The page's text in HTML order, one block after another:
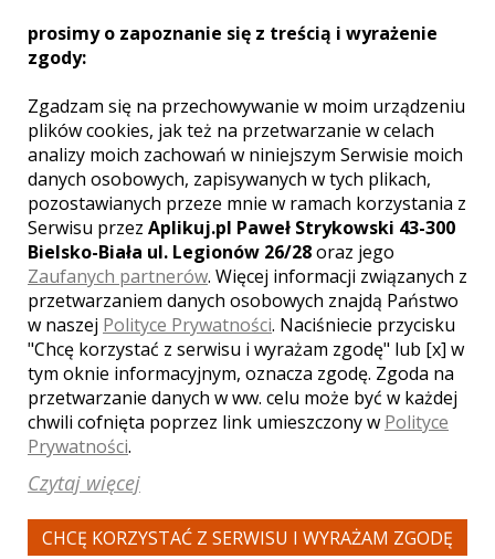
KOMENTARZY:0
WYŚWIETLEŃ:1627
KOMENTARZY:0
WYŚWIETLEŃ:2109
KOMENTARZY:1
prosimy o zapoznanie się z treścią i wyrażenie
zgody:
Zgadzam się na przechowywanie w moim urządzeniu
plików cookies, jak też na przetwarzanie w celach
analizy moich zachowań w niniejszym Serwisie moich
danych osobowych, zapisywanych w tych plikach,
pozostawianych przeze mnie w ramach korzystania z
Serwisu przez Aplikuj.pl Paweł Strykowski 43-300
Bielsko-Biała ul. Legionów 26/28oraz jego
Zaufanych partnerów. Więcej informacji związanych z
przetwarzaniem danych osobowych znajdą Państwo
w naszej Polityce Prywatności. Naciśniecie przycisku
"Chcę korzystać z serwisu i wyrażam zgodę" lub [x] w
tym oknie informacyjnym, oznacza zgodę. Zgoda na
przetwarzanie danych w ww. celu może być w każdej
chwili cofnięta poprzez link umieszczony w Polityce
Prywatności.
Czytaj więcej
CHCĘ KORZYSTAĆ Z SERWISU I WYRAŻAM ZGODĘ